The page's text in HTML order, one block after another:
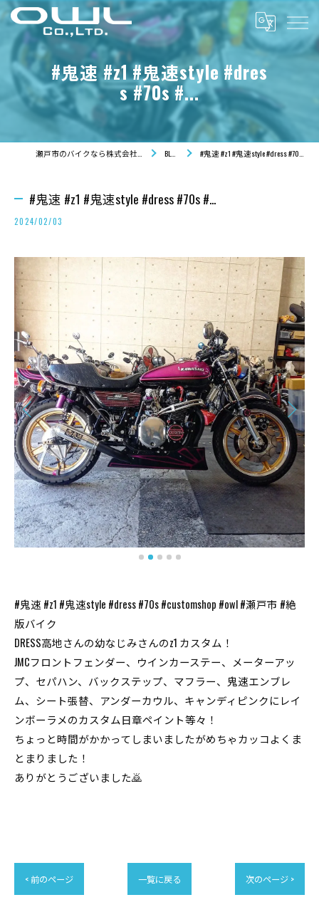
#鬼速 #z1 #鬼速style #dres
s #70s #...
BLOG #鬼速 #z1 #鬼速style #dress #70s #...
#鬼速 #z1 #鬼速style #dress #70s #...
2024/02/03
#鬼速 #z1 #鬼速style #dress #70s #customshop #owl #瀬戸市 #絶
版バイク
DRESS高地さんの幼なじみさんのz1 カスタム！
JMCフロントフェンダー、ウインカーステー、メーターアッ
プ、セパハン、バックステップ、マフラー、鬼速エンブレ
ム、シート張替、アンダーカウル、キャンディピンクにレイ
ンボーラメのカスタム日章ペイント等々！
ちょっと時間がかかってしまいましたがめちゃカッコよくま
とまりました！
ありがとうございました🙇
< 前のページ 一覧に戻る 次のページ >